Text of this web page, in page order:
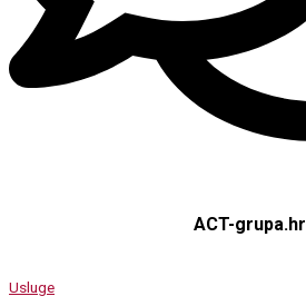
ACT-grupa.hr
Usluge